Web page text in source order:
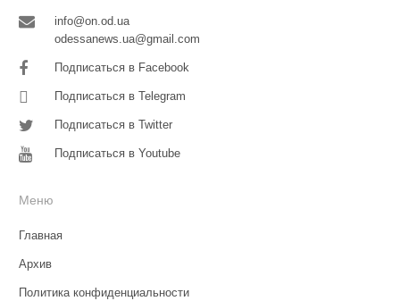
info@on.od.ua
odessanews.ua@gmail.com
Подписаться в Facebook
Подписаться в Telegram
Подписаться в Twitter
Подписаться в Youtube
Меню
Главная
Архив
Политика конфиденциальности